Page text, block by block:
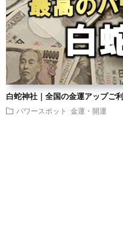
白蛇神社｜全国の金運アップご
パワースポット 金運・開運